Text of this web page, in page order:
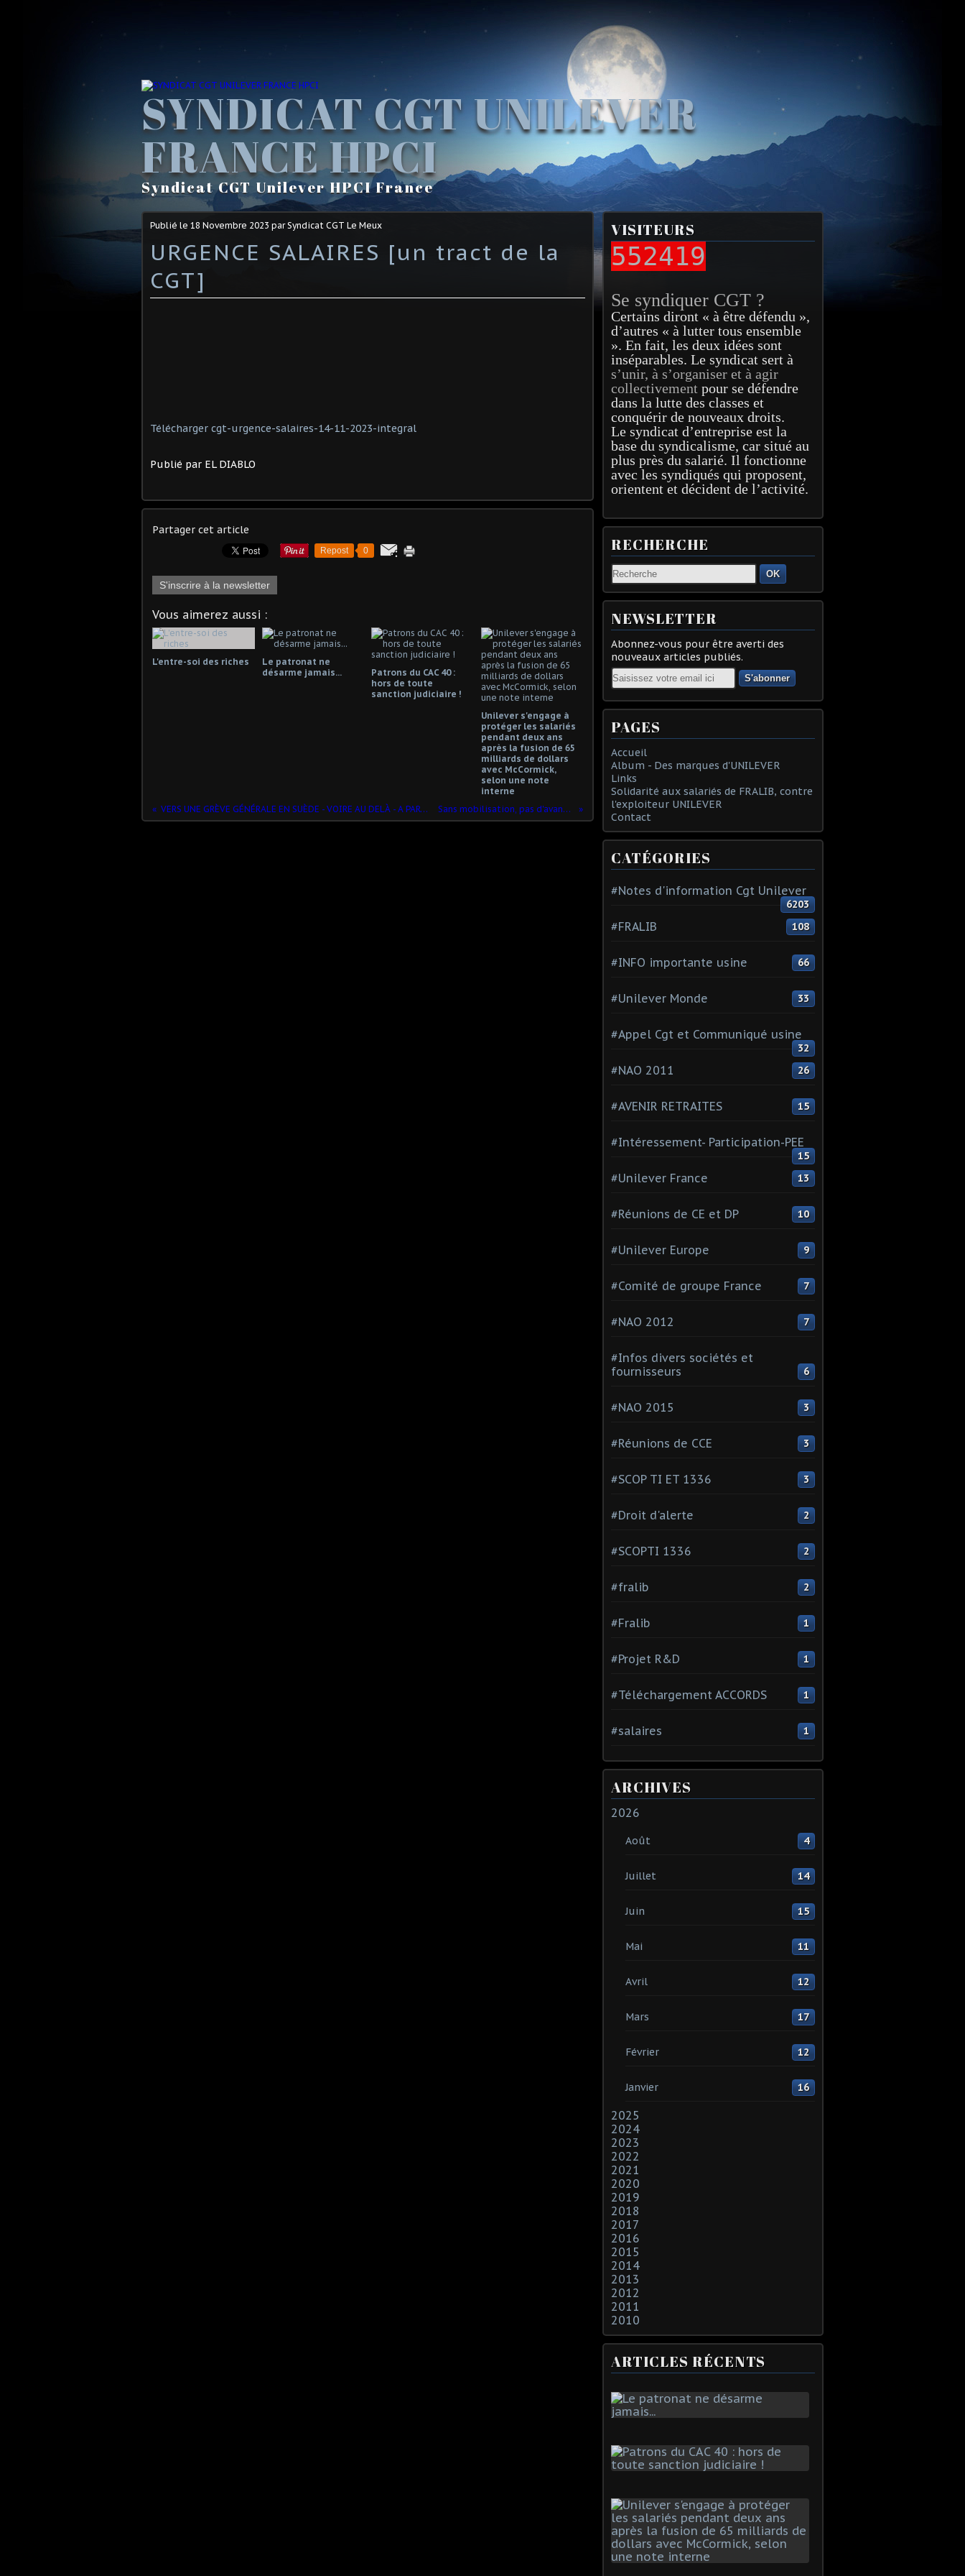
SYNDICAT CGT UNILEVER
FRANCE HPCI
Syndicat CGT Unilever HPCI France
Publié le 18 Novembre 2023 par Syndicat CGT Le Meux
URGENCE SALAIRES [un tract de la
CGT]
Télécharger cgt-urgence-salaires-14-11-2023-integral
Publié par EL DIABLO
Partager cet article
Repost 0
S'inscrire à la newsletter
Vous aimerez aussi :
L'entre-soi des riches
Le patronat ne
désarme jamais...
Patrons du CAC 40 :
hors de toute
sanction judiciaire !
Unilever s'engage à
protéger les salariés
pendant deux ans
après la fusion de 65
milliards de dollars
avec McCormick,
selon une note
interne
VERS UNE GRÈVE GÉNÉRALE EN SUÈDE - VOIRE AU DELÀ - A PARTIR DU 17 NOVEMBRE
Sans mobilisation, pas d'avancée sociale !
VISITEURS
552419
Se syndiquer CGT ?
Certains diront « à être défendu »,
d’autres « à lutter tous ensemble
». En fait, les deux idées sont
inséparables. Le syndicat sert à
s’unir, à s’organiser et à agir
collectivement pour se défendre
dans la lutte des classes et
conquérir de nouveaux droits.
Le syndicat d’entreprise est la
base du syndicalisme, car situé au
plus près du salarié. Il fonctionne
avec les syndiqués qui proposent,
orientent et décident de l’activité.
RECHERCHE
OK
NEWSLETTER
Abonnez-vous pour être averti des
nouveaux articles publiés.
Email
PAGES
Accueil
Album - Des marques d'UNILEVER
Links
Solidarité aux salariés de FRALIB, contre
l'exploiteur UNILEVER
Contact
CATÉGORIES
#Notes d'information Cgt Unilever
6203
#FRALIB 108
#INFO importante usine 66
#Unilever Monde 33
#Appel Cgt et Communiqué usine
32
#NAO 2011 26
#AVENIR RETRAITES 15
#Intéressement- Participation-PEE
15
#Unilever France 13
#Réunions de CE et DP 10
#Unilever Europe 9
#Comité de groupe France 7
#NAO 2012 7
#Infos divers sociétés et
fournisseurs
6
#NAO 2015 3
#Réunions de CCE 3
#SCOP TI ET 1336 3
#Droit d'alerte 2
#SCOPTI 1336 2
#fralib 2
#Fralib 1
#Projet R&D 1
#Téléchargement ACCORDS 1
#salaires 1
ARCHIVES
2026
Août 4
Juillet 14
Juin 15
Mai 11
Avril 12
Mars 17
Février 12
Janvier 16
2025
2024
2023
2022
2021
2020
2019
2018
2017
2016
2015
2014
2013
2012
2011
2010
ARTICLES RÉCENTS